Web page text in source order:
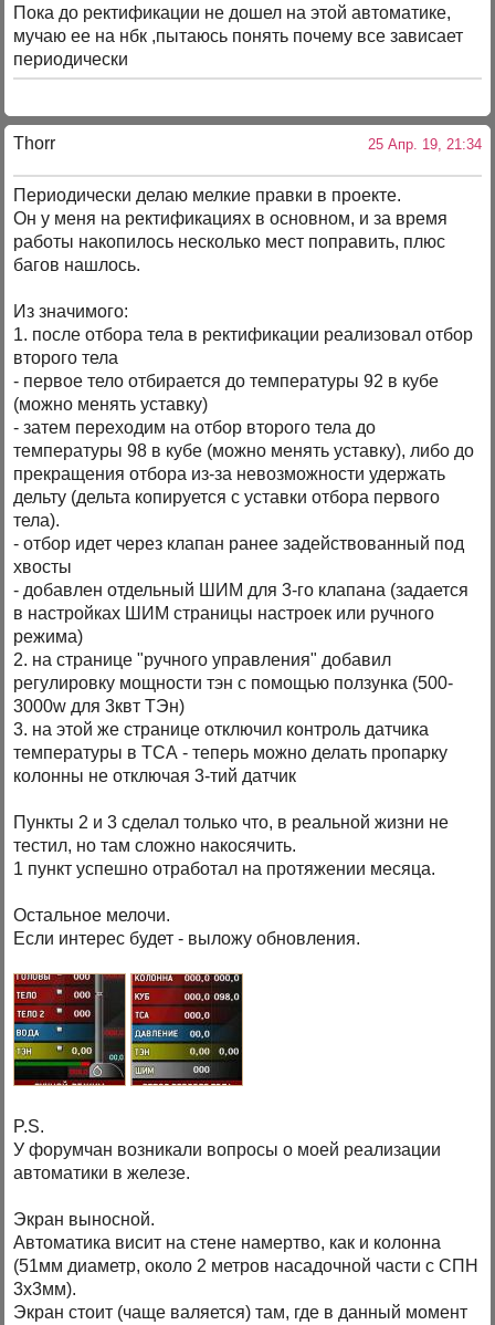
Пока до ректификации не дошел на этой автоматике,
мучаю ее на нбк ,пытаюсь понять почему все зависает
периодически
Thorr 25 Апр. 19, 21:34
Периодически делаю мелкие правки в проекте.
Он у меня на ректификациях в основном, и за время
работы накопилось несколько мест поправить, плюс
багов нашлось.
Из значимого:
1. после отбора тела в ректификации реализовал отбор
второго тела
- первое тело отбирается до температуры 92 в кубе
(можно менять уставку)
- затем переходим на отбор второго тела до
температуры 98 в кубе (можно менять уставку), либо до
прекращения отбора из-за невозможности удержать
дельту (дельта копируется с уставки отбора первого
тела).
- отбор идет через клапан ранее задействованный под
хвосты
- добавлен отдельный ШИМ для 3-го клапана (задается
в настройках ШИМ страницы настроек или ручного
режима)
2. на странице "ручного управления" добавил
регулировку мощности тэн с помощью ползунка (500-
3000w для 3квт ТЭн)
3. на этой же странице отключил контроль датчика
температуры в ТСА - теперь можно делать пропарку
колонны не отключая 3-тий датчик
Пункты 2 и 3 сделал только что, в реальной жизни не
тестил, но там сложно накосячить.
1 пункт успешно отработал на протяжении месяца.
Остальное мелочи.
Если интерес будет - выложу обновления.
P.S.
У форумчан возникали вопросы о моей реализации
автоматики в железе.
Экран выносной.
Автоматика висит на стене намертво, как и колонна
(51мм диаметр, около 2 метров насадочной части с СПН
3х3мм).
Экран стоит (чаще валяется) там, где в данный момент